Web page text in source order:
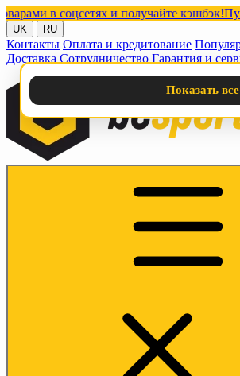
в соцсетях и получайте кэшбэк!
UK RU
Контакты Оплата и кредитование
Доставка Сотрудничество Гарантия и
Показать